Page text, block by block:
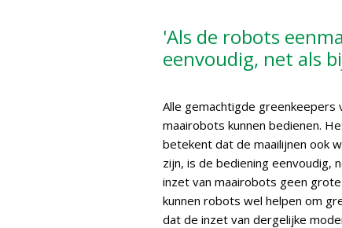
'Als de robots
eenvoudig, net als
Alle gemachtigde greenkeepers
maairobots kunnen bedienen.
betekent dat de maailijnen ook
zijn, is de bediening eenvoudig,
inzet van maairobots geen
kunnen robots wel helpen om
dat de inzet van dergelijke